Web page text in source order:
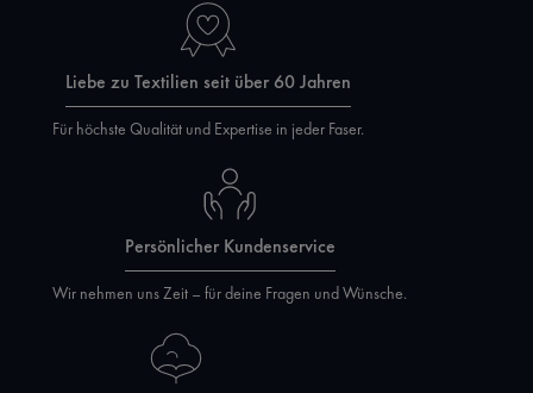
Liebe zu Textilien seit über 60 Jahren
Für höchste Qualität und Expertise in jeder Faser.
Persönlicher Kundenservice
Wir nehmen uns Zeit – für deine Fragen und Wünsche.